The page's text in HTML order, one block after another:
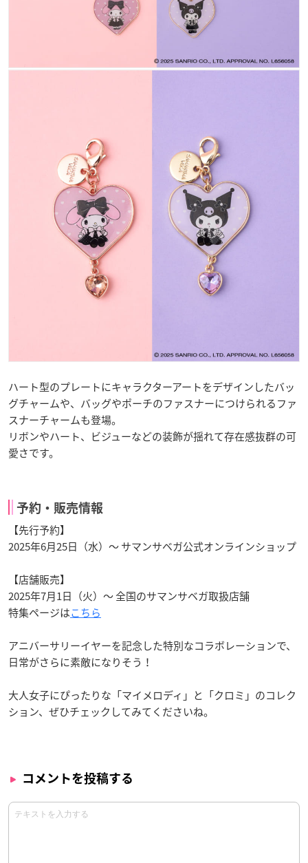
ハート型のプレートにキャラクターアートをデザインしたバッ
グチャームや、バッグやポーチのファスナーにつけられるファ
スナーチャームも登場。
リボンやハート、ビジューなどの装飾が揺れて存在感抜群の可
愛さです。
予約・販売情報
【先行予約】
2025年6月25日（水）～ サマンサベガ公式オンラインショップ
【店舗販売】
2025年7月1日（火）～ 全国のサマンサベガ取扱店舗
特集ページはこちら
アニバーサリーイヤーを記念した特別なコラボレーションで、
日常がさらに素敵になりそう！
大人女子にぴったりな「マイメロディ」と「クロミ」のコレク
ション、ぜひチェックしてみてくださいね。
コメントを投稿する